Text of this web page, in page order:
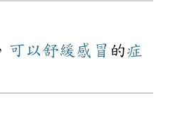
可以舒緩 感冒 的症